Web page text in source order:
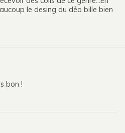
le desing du déo bille bien
bon !